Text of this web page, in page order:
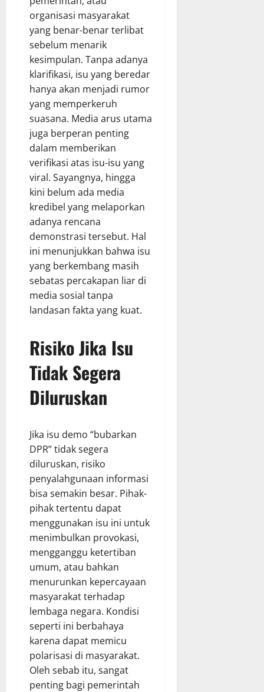
organisasi masyarakat
yang benar-benar terlibat
sebelum menarik
kesimpulan. Tanpa adanya
klarifikasi, isu yang beredar
hanya akan menjadi rumor
yang memperkeruh
suasana. Media arus utama
juga berperan penting
dalam memberikan
verifikasi atas isu-isu yang
viral. Sayangnya, hingga
kini belum ada media
kredibel yang melaporkan
adanya rencana
demonstrasi tersebut. Hal
ini menunjukkan bahwa isu
yang berkembang masih
sebatas percakapan liar di
media sosial tanpa
landasan fakta yang kuat.
Risiko Jika Isu
Tidak Segera
Diluruskan
Jika isu demo “bubarkan
DPR” tidak segera
diluruskan, risiko
penyalahgunaan informasi
bisa semakin besar. Pihak-
pihak tertentu dapat
menggunakan isu ini untuk
menimbulkan provokasi,
mengganggu ketertiban
umum, atau bahkan
menurunkan kepercayaan
masyarakat terhadap
lembaga negara. Kondisi
seperti ini berbahaya
karena dapat memicu
polarisasi di masyarakat.
Oleh sebab itu, sangat
penting bagi pemerintah